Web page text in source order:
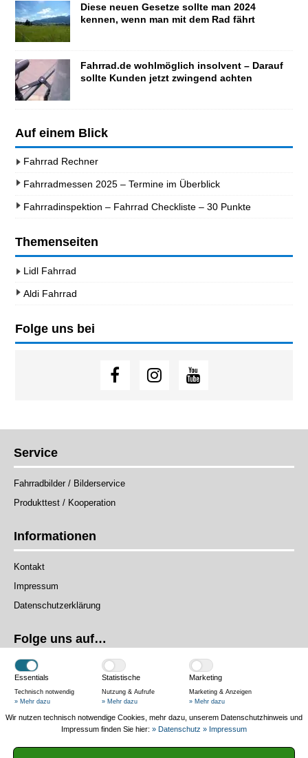
Diese neuen Gesetze sollte man 2024
kennen, wenn man mit dem Rad fährt
Fahrrad.de wohlmöglich insolvent – Darauf
sollte Kunden jetzt zwingend achten
Auf einem Blick
Fahrrad Rechner
Fahrradmessen 2025 – Termine im Überblick
Fahrradinspektion – Fahrrad Checkliste – 30 Punkte
Themenseiten
Lidl Fahrrad
Aldi Fahrrad
Folge uns bei
Service
Fahrradbilder / Bilderservice
Produkttest / Kooperation
Informationen
Kontakt
Impressum
Datenschutzerklärung
Folge uns auf…
Das Magazin
Authentisch und praxisnah – Wir testen Produkte in der Praxis, helfen
Essentials
Technisch notwendig
» Mehr dazu
Statistische
Nutzung & Aufrufe
» Mehr dazu
Marketing
Marketing & Anzeigen
» Mehr dazu
Wir nutzen technisch notwendige Cookies, mehr dazu, unserem Datenschutzhinweis und
Impressum finden Sie hier: » Datenschutz » Impressum